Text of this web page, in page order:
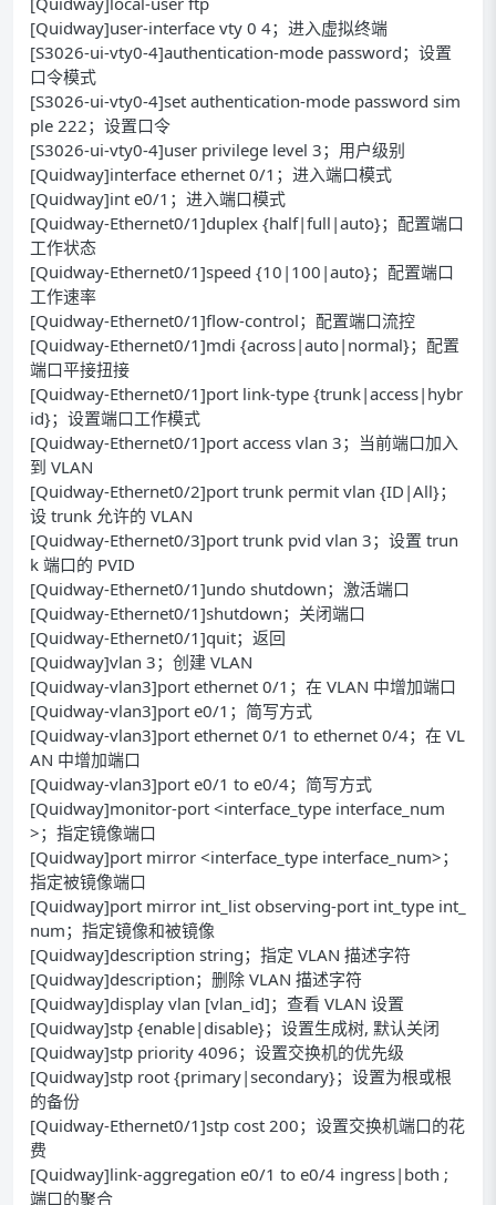
[Quidway]user-interface vty 0 4；进入虚拟终端
[S3026-ui-vty0-4]authentication-mode password；设置
口令模式
[S3026-ui-vty0-4]set authentication-mode password sim
ple 222；设置口令
[S3026-ui-vty0-4]user privilege level 3；用户级别
[Quidway]interface ethernet 0/1；进入端口模式
[Quidway]int e0/1；进入端口模式
[Quidway-Ethernet0/1]duplex {half|full|auto}；配置端口
工作状态
[Quidway-Ethernet0/1]speed {10|100|auto}；配置端口
工作速率
[Quidway-Ethernet0/1]flow-control；配置端口流控
[Quidway-Ethernet0/1]mdi {across|auto|normal}；配置
端口平接扭接
[Quidway-Ethernet0/1]port link-type {trunk|access|hybr
id}；设置端口工作模式
[Quidway-Ethernet0/1]port access vlan 3；当前端口加入
到 VLAN
[Quidway-Ethernet0/2]port trunk permit vlan {ID|All}；
设 trunk 允许的 VLAN
[Quidway-Ethernet0/3]port trunk pvid vlan 3；设置 trun
k 端口的 PVID
[Quidway-Ethernet0/1]undo shutdown；激活端口
[Quidway-Ethernet0/1]shutdown；关闭端口
[Quidway-Ethernet0/1]quit；返回
[Quidway]vlan 3；创建 VLAN
[Quidway-vlan3]port ethernet 0/1；在 VLAN 中增加端口
[Quidway-vlan3]port e0/1；简写方式
[Quidway-vlan3]port ethernet 0/1 to ethernet 0/4；在 VL
AN 中增加端口
[Quidway-vlan3]port e0/1 to e0/4；简写方式
[Quidway]monitor-port <interface_type interface_num
>；指定镜像端口
[Quidway]port mirror <interface_type interface_num>；
指定被镜像端口
[Quidway]port mirror int_list observing-port int_type int_
num；指定镜像和被镜像
[Quidway]description string；指定 VLAN 描述字符
[Quidway]description；删除 VLAN 描述字符
[Quidway]display vlan [vlan_id]；查看 VLAN 设置
[Quidway]stp {enable|disable}；设置生成树, 默认关闭
[Quidway]stp priority 4096；设置交换机的优先级
[Quidway]stp root {primary|secondary}；设置为根或根
的备份
[Quidway-Ethernet0/1]stp cost 200；设置交换机端口的花
费
[Quidway]link-aggregation e0/1 to e0/4 ingress|both ;
端口的聚合